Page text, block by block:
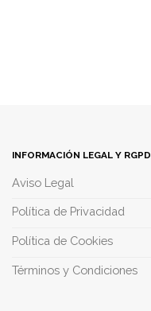
INFORMACIÓN LEGAL Y RGPD
Aviso Legal
Política de Privacidad
Política de Cookies
Términos y Condiciones